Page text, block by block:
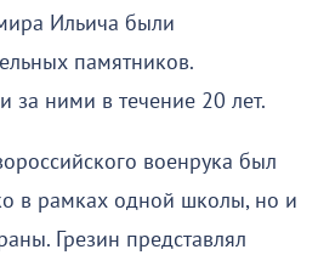
Ильича были
памятников.
за ними в течение 20 лет.
военрука был
в рамках одной школы, но и
Грезин представлял